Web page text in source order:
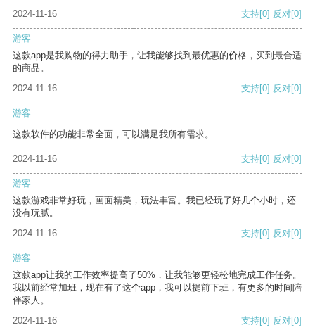
2024-11-16
支持[0] 反对[0]
游客
这款app是我购物的得力助手，让我能够找到最优惠的价格，买到最合适
的商品。
2024-11-16
支持[0] 反对[0]
游客
这款软件的功能非常全面，可以满足我所有需求。
2024-11-16 支持[0] 反对[0]
游客
这款游戏非常好玩，画面精美，玩法丰富。我已经玩了好几个小时，还
没有玩腻。
2024-11-16
支持[0] 反对[0]
游客
这款app让我的工作效率提高了50%，让我能够更轻松地完成工作任务。
我以前经常加班，现在有了这个app，我可以提前下班，有更多的时间陪
伴家人。
2024-11-16
支持[0] 反对[0]